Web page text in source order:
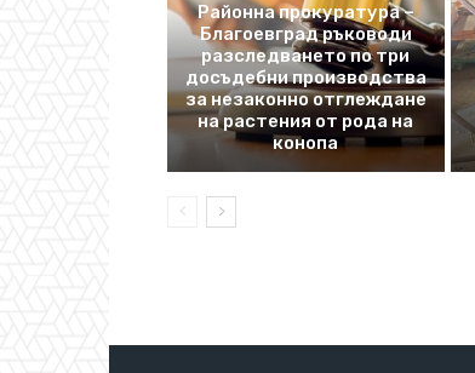
Районна прокуратура –
Благоевград ръководи
разследването по три
досъдебни производства
за незаконно отглеждане
на растения от рода на
конопа